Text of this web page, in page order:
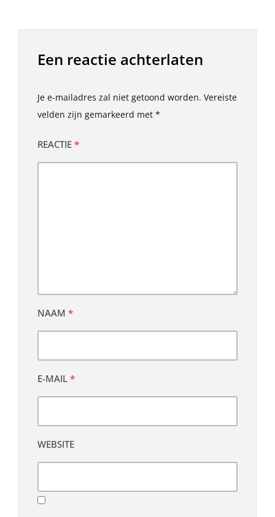
Een reactie achterlaten
Je e-mailadres zal niet getoond worden. Vereiste
velden zijn gemarkeerd met *
REACTIE *
NAAM *
E-MAIL *
WEBSITE